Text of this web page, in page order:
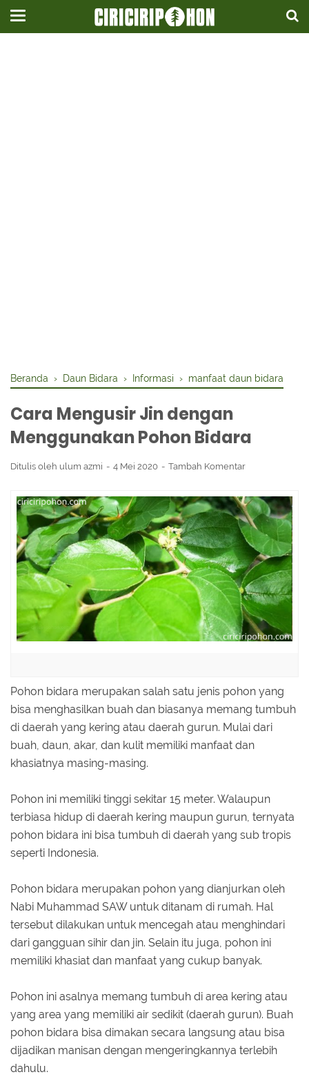
Beranda › Daun Bidara › Informasi › manfaat daun bidara
Cara Mengusir Jin dengan
Menggunakan Pohon Bidara
Ditulis oleh ulum azmi 4 Mei 2020 Tambah Komentar
Pohon bidara merupakan salah satu jenis pohon yang
bisa menghasilkan buah dan biasanya memang tumbuh
di daerah yang kering atau daerah gurun. Mulai dari
buah, daun, akar, dan kulit memiliki manfaat dan
khasiatnya masing-masing.
Pohon ini memiliki tinggi sekitar 15 meter. Walaupun
terbiasa hidup di daerah kering maupun gurun, ternyata
pohon bidara ini bisa tumbuh di daerah yang sub tropis
seperti Indonesia.
Pohon bidara merupakan pohon yang dianjurkan oleh
Nabi Muhammad SAW untuk ditanam di rumah. Hal
tersebut dilakukan untuk mencegah atau menghindari
dari gangguan sihir dan jin. Selain itu juga, pohon ini
memiliki khasiat dan manfaat yang cukup banyak.
Pohon ini asalnya memang tumbuh di area kering atau
yang area yang memiliki air sedikit (daerah gurun). Buah
pohon bidara bisa dimakan secara langsung atau bisa
dijadikan manisan dengan mengeringkannya terlebih
dahulu.